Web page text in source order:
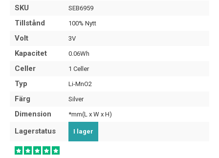
SKU SEB6959
Tillstånd 100% Nytt
Volt 3V
Kapacitet 0.06Wh
Celler 1 Celler
Typ Li-MnO2
Färg Silver
Dimension *mm(L x W x H)
Lagerstatus I lager